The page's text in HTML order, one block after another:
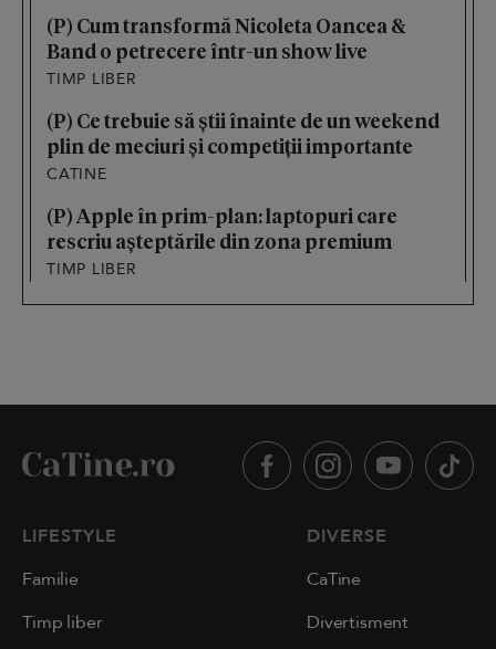
(P) Cum transformă Nicoleta Oancea &
Band o petrecere într-un show live
TIMP LIBER
(P) Ce trebuie să știi înainte de un weekend
plin de meciuri și competiții importante
CATINE
(P) Apple în prim-plan: laptopuri care
rescriu așteptările din zona premium
TIMP LIBER
LIFESTYLE
Familie
Timp liber
DIVERSE
CaTine
Divertisment